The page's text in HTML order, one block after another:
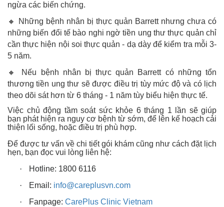
ngừa các biến chứng.
🔸 Những bệnh nhân bị thực quản Barrett nhưng chưa có
những biến đổi tế bào nghi ngờ tiền ung thư thực quản chỉ
cần thực hiện nội soi thực quản - dạ dày để kiểm tra mỗi 3-
5 năm.
🔸 Nếu bệnh nhân bị thực quản Barrett có những tổn
thương tiền ung thư sẽ được điều trị tùy mức độ và có lịch
theo dõi sát hơn từ 6 tháng - 1 năm tùy biểu hiện thực tế.
Việc chủ động tầm soát sức khỏe 6 tháng 1 lần sẽ giúp
bạn phát hiện ra nguy cơ bệnh từ sớm, để lên kế hoạch cải
thiện lối sống, hoặc điều trị phù hợp.
Để được tư vấn về chi tiết gói khám cũng như cách đặt lịch
hẹn, bạn đọc vui lòng liên hệ:
·
Hotline: 1800 6116
·
Email: info@careplusvn.com
·
Fanpage: CarePlus Clinic Vietnam